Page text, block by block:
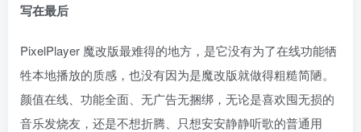
写在最后
PixelPlayer 魔改版最难得的地方，是它没有为了在线功能牺
牲本地播放的质感，也没有因为是魔改版就做得粗糙简陋。
颜值在线、功能全面、无广告无捆绑，无论是喜欢囤无损的
音乐发烧友，还是不想折腾、只想安安静静听歌的普通用